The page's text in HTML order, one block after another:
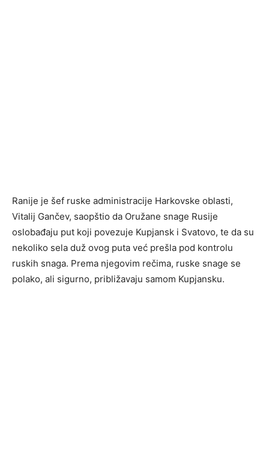
Ranije je šef ruske administracije Harkovske oblasti,
Vitalij Gančev, saopštio da Oružane snage Rusije
oslobađaju put koji povezuje Kupjansk i Svatovo, te da su
nekoliko sela duž ovog puta već prešla pod kontrolu
ruskih snaga. Prema njegovim rečima, ruske snage se
polako, ali sigurno, približavaju samom Kupjansku.